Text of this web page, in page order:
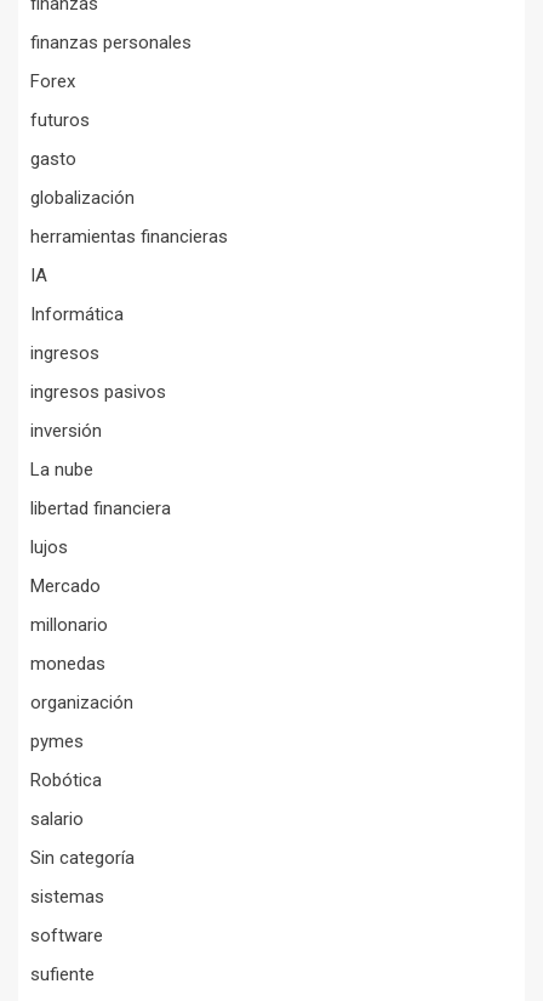
finanzas personales
Forex
futuros
gasto
globalización
herramientas financieras
IA
Informática
ingresos
ingresos pasivos
inversión
La nube
libertad financiera
lujos
Mercado
millonario
monedas
organización
pymes
Robótica
salario
Sin categoría
sistemas
software
sufiente